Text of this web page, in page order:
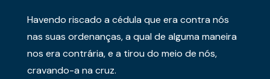
Havendo riscado a cédula que era contra nós
nas suas ordenanças, a qual de alguma maneira
nos era contrária, e a tirou do meio de nós,
cravando-a na cruz.